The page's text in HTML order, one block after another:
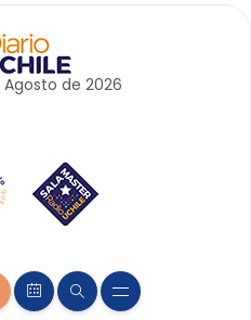
Agosto de 2026